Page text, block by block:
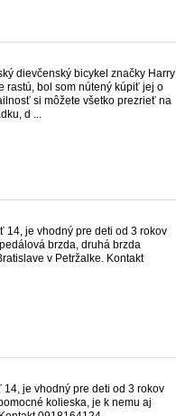
dievčenský bicykel značky Harry
rastú, bol som nútený kúpiť jej o
si môžete všetko prezrieť na
d ...
14, je vhodný pre deti od 3 rokov
brzda, druhá brzda
v Petržalke. Kontakt
je vhodný pre deti od 3 rokov
kolieska, je k nemu aj